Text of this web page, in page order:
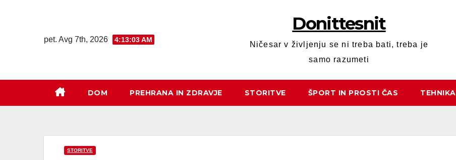
pet. Avg 7th, 2026 4:13:04 AM
Donittesnit
Ničesar v življenju se ni treba bati, treba je
samo razumeti
DOM PREHRANA IN ZDRAVJE STORITVE ŠPORT IN PROSTI ČAS TEHNIKA
STORITVE